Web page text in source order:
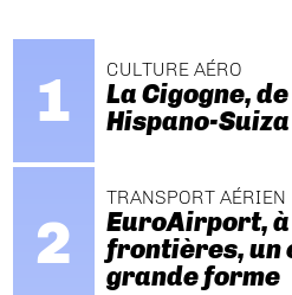
CULTURE AÉRO
La Cigogne,
Hispano-Suiza
TRANSPORT AÉRIEN
EuroAirport,
frontières, un
grande forme